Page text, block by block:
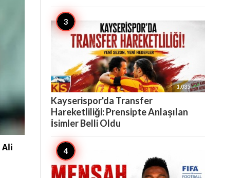
Ali
1,035 
Kayserispor'da Transfer
Hareketliliği: Prensipte Anlaşılan
İsimler Belli Oldu